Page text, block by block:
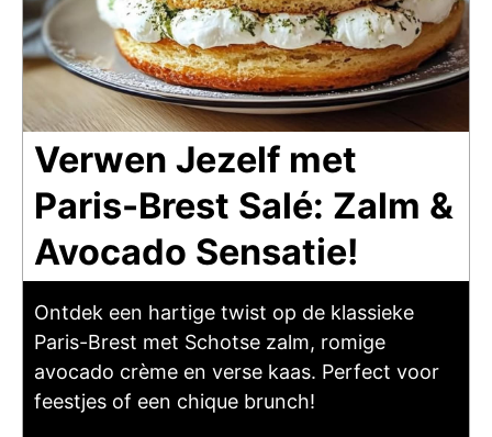
Verwen Jezelf met
Paris-Brest Salé: Zalm &
Avocado Sensatie!
Ontdek een hartige twist op de klassieke
Paris-Brest met Schotse zalm, romige
avocado crème en verse kaas. Perfect voor
feestjes of een chique brunch!